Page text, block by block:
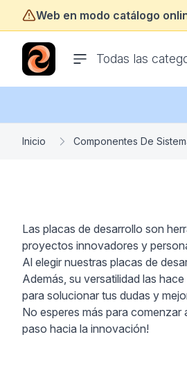
Web en modo catálogo
Todas las
ofertasinformatica.com
Inicio Componentes De
Las placas de desarrollo son
proyectos innovadores y
Al elegir nuestras placas de
Además, su versatilidad las
para solucionar tus dudas y
No esperes más para comenzar
paso hacia la innovación!